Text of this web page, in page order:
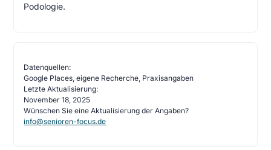
Podologie.
Datenquellen:
Google Places, eigene Recherche, Praxisangaben
Letzte Aktualisierung:
November 18, 2025
Wünschen Sie eine Aktualisierung der Angaben?
info@senioren-focus.de